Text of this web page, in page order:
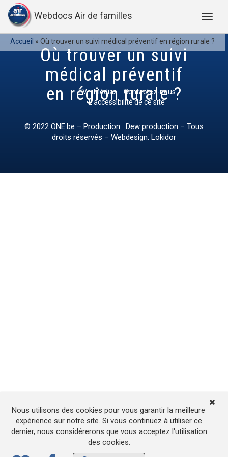
Webdocs Air de familles
Accueil » Où trouver un suivi médical préventif en région rurale ?
Où trouver un suivi
médical préventif
en région rurale ?
TV Médias
Contactez-nous
L’accessibilité de ce site
© 2022 ONE.be – Production : Dew production – Tous
droits réservés – Webdesign: Lokidor
Nous utilisons des cookies pour vous garantir la meilleure
expérience sur notre site. Si vous continuez à utiliser ce
dernier, nous considérerons que vous acceptez l'utilisation
des cookies.